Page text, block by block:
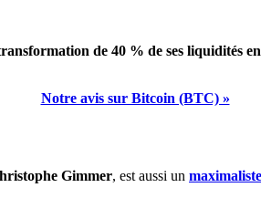
de 40 % de ses liquidités
Notre avis sur Bitcoin (BTC) »
Gimmer, est aussi un